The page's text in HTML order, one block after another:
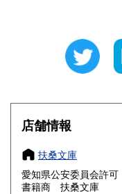
大阪府
奈良県
鳥取県
店舗情報
扶桑文庫
愛知県公安委員会許
書籍商 扶桑文庫